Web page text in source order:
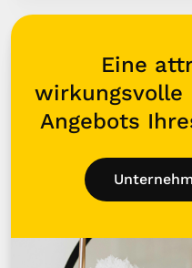
Eine
wirkungsvolle
Angebots